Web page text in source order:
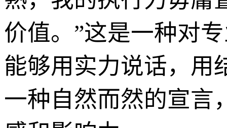
价值。”这是一种对
能够用实力说话，用
一种自然而然的宣言